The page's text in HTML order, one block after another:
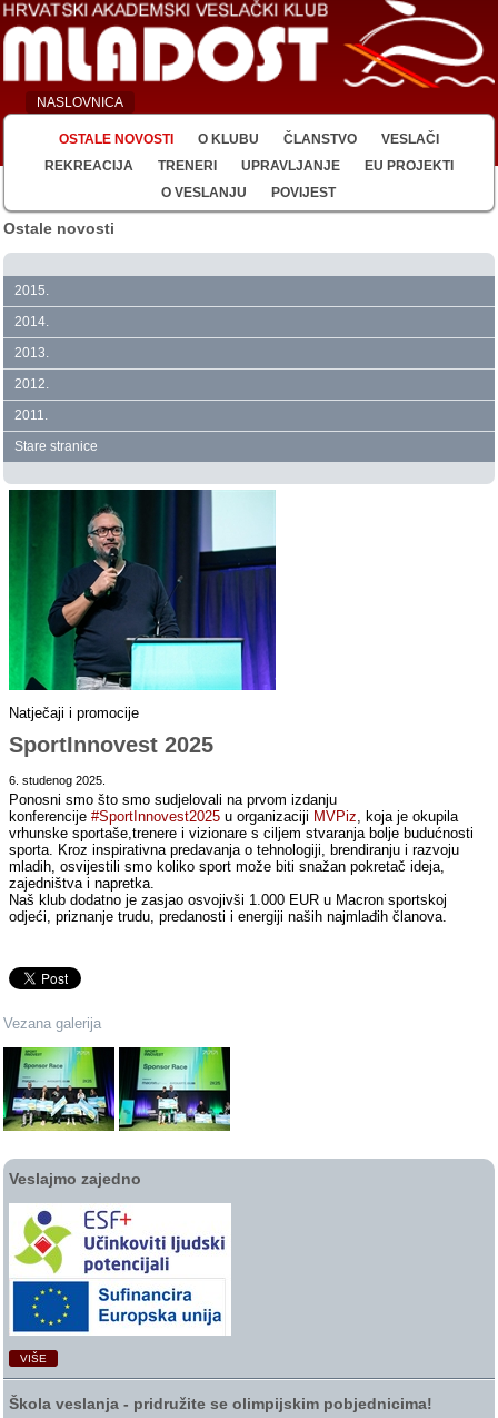
NASLOVNICA
OSTALE NOVOSTI O KLUBU ČLANSTVO
VESLAČI
REKREACIJA
TRENERI UPRAVLJANJE
EU PROJEKTI
O VESLANJU
POVIJEST
Ostale novosti
2015.
2014.
2013.
2012.
2011.
Stare stranice
Natječaji i promocije
SportInnovest 2025
6. studenog 2025.
Ponosni smo što smo sudjelovali na prvom izdanju
konferencije#SportInnovest2025 u organizaciji MVPiz, koja je okupila
vrhunske sportaše,trenere i vizionare s ciljem stvaranja bolje budućnosti
sporta. Kroz inspirativna predavanja o tehnologiji, brendiranju i razvoju
mladih, osvijestili smo koliko sport može biti snažan pokretač ideja,
zajedništva i napretka.
Naš klub dodatno je zasjao osvojivši 1.000 EUR u Macron sportskoj
odjeći, priznanje trudu, predanosti i energiji naših najmlađih članova.
Vezana galerija
Veslajmo zajedno
VIŠE
Škola veslanja ‑ pridružite se olimpijskim pobjednicima!